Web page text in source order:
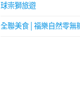
球崇獅旅遊
全聯美食│福樂自然零無